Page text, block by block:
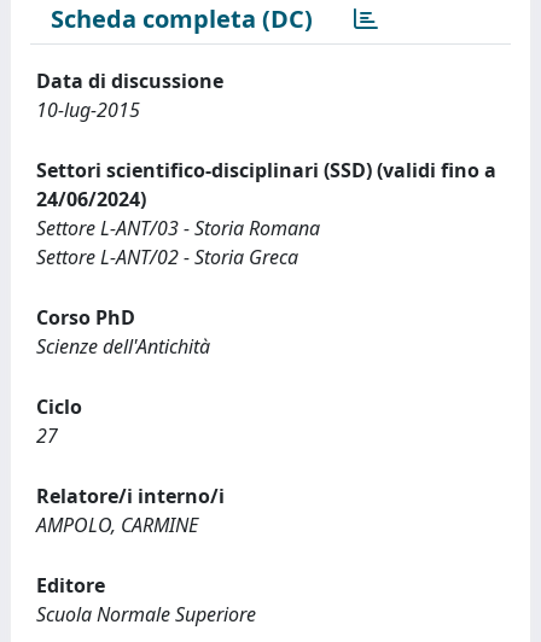
Scheda completa (DC)
Data di discussione
10-lug-2015
Settori scientifico-disciplinari (SSD) (validi fino a
24/06/2024)
Settore L-ANT/03 - Storia Romana
Settore L-ANT/02 - Storia Greca
Corso PhD
Scienze dell'Antichità
Ciclo
27
Relatore/i interno/i
AMPOLO, CARMINE
Editore
Scuola Normale Superiore